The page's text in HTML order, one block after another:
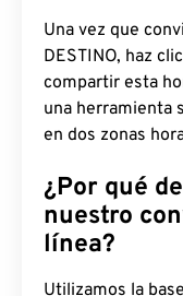
Una vez que
DESTINO, haz
compartir esta
una herramienta
en dos zonas
¿Por qué
nuestro
línea?
Utilizamos la